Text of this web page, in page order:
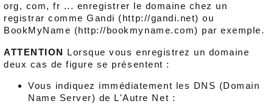
org, com, fr ... enregistrer le domaine chez un
registrar comme Gandi (http://gandi.net) ou
BookMyName (http://bookmyname.com) par exemple.
ATTENTION Lorsque vous enregistrez un domaine
deux cas de figure se présentent :
Vous indiquez immédiatement les DNS (Domain
Name Server) de L'Autre Net :